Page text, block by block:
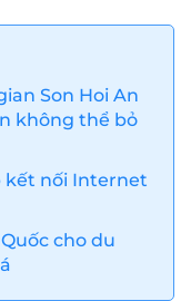
Son Hoi An
không thể bỏ
kết nối Internet
cho du